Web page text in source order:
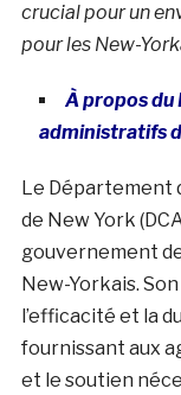
crucial pour un
pour les New-
À propos du
administratifs
Le Département
de New York
gouvernement
New-Yorkais.
l’efficacité et la
fournissant aux
et le soutien